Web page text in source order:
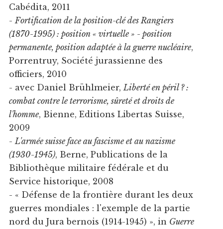
Cabédita, 2011
- Fortification de la position-clé des Rangiers
(1870-1995) : position « virtuelle » - position
permanente, position adaptée à la guerre nucléaire,
Porrentruy, Société jurassienne des
officiers, 2010
- avec Daniel Brühlmeier, Liberté en péril ? :
combat contre le terrorisme, sûreté et droits de
l'homme, Bienne, Editions Libertas Suisse,
2009
- L'armée suisse face au fascisme et au nazisme
(1930-1945), Berne, Publications de la
Bibliothèque militaire fédérale et du
Service historique, 2008
- « Défense de la frontière durant les deux
guerres mondiales : l'exemple de la partie
nord du Jura bernois (1914-1945) », in Guerre